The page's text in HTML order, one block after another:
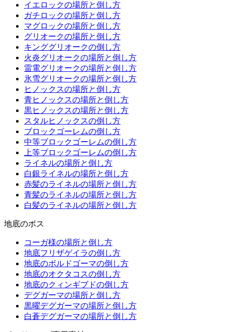
イエロックの場所と倒し方
ガチロックの場所と倒し方
マグロックの場所と倒し方
グリオークの場所と倒し方
キンググリオークの倒し方
火炎グリオークの場所と倒し方
雷電グリオークの場所と倒し方
氷雪グリオークの場所と倒し方
ヒノックスの場所と倒し方
青ヒノックスの場所と倒し方
黒ヒノックスの場所と倒し方
スタルヒノックスの倒し方
ブロックゴーレムの倒し方
中等ブロックゴーレムの倒し方
上等ブロックゴーレムの倒し方
ライネルの場所と倒し方
白銀ライネルの場所と倒し方
赤髪のライネルの場所と倒し方
青髪のライネルの場所と倒し方
白髪のライネルの場所と倒し方
地底のボス
コーガ様の場所と倒し方
地底フリザゲイラの倒し方
地底のボルドゴーマの倒し方
地底のオクタコスの倒し方
地底のクィンギブドの倒し方
デグガーマの場所と倒し方
黒曜デグガーマの場所と倒し方
白蒼デグガーマの場所と倒し方